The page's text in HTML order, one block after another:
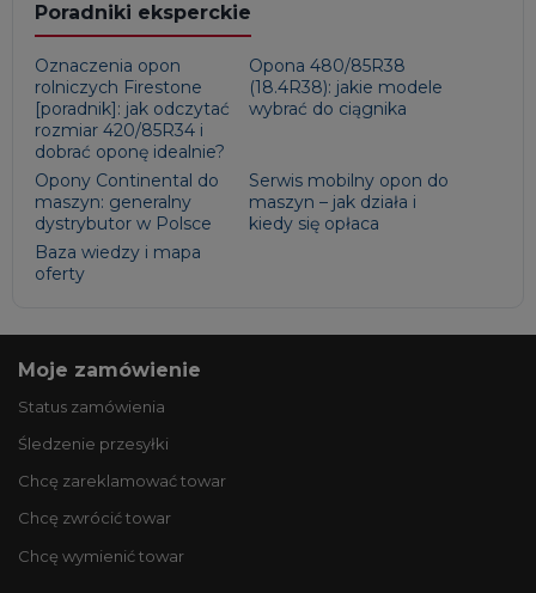
Poradniki eksperckie
Oznaczenia opon
rolniczych Firestone
[poradnik]: jak odczytać
rozmiar 420/85R34 i
dobrać oponę idealnie?
Opona 480/85R38
(18.4R38): jakie modele
wybrać do ciągnika
Opony Continental do
maszyn: generalny
dystrybutor w Polsce
Serwis mobilny opon do
maszyn – jak działa i
kiedy się opłaca
Baza wiedzy i mapa
oferty
Moje zamówienie
Status zamówienia
Śledzenie przesyłki
Chcę zareklamować towar
Chcę zwrócić towar
Chcę wymienić towar